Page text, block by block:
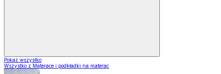
Pokaż wszystko
Wszystko z Materace i podkładki na materac